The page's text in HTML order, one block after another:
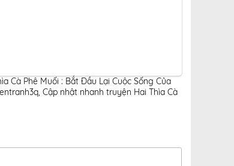
Cà Phê Muối : Bắt Đầu Lại Cuộc Sống Của
, Cập nhật nhanh truyện Hai Thìa Cà